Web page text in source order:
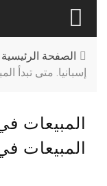
الصفحة الرئيسية
إسبانيا. متى تبدأ
المبيعات
المبيعات